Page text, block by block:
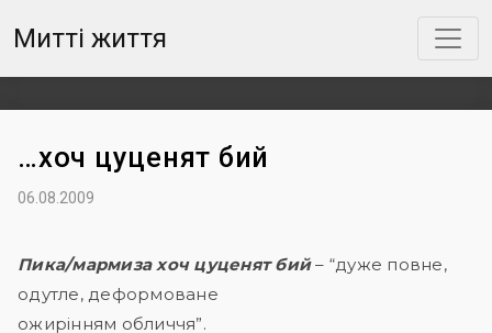
Митті життя
…хоч цуценят бий
06.08.2009
Пика/мармиза хоч цуценят бий– “дуже повне,
одутле, деформоване
ожирінням обличчя”.